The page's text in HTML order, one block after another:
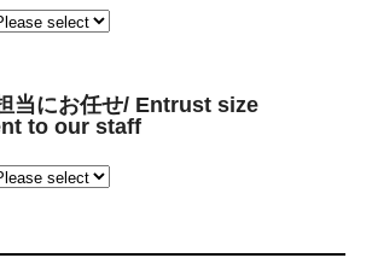
当にお任せ/ Entrust size
to our staff